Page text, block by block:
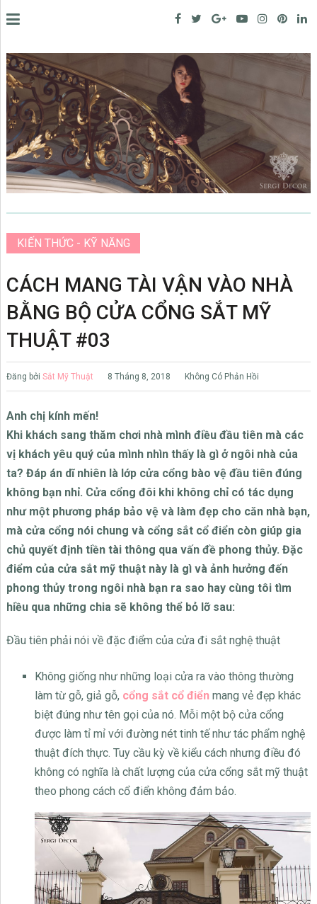
KIẾN THỨC - KỸ NĂNG
CÁCH MANG TÀI VẬN VÀO NHÀ
BẰNG BỘ CỬA CỔNG SẮT MỸ
THUẬT #03
Đăng bởi Sắt Mỹ Thuật 8 Tháng 8, 2018 Không Có Phản Hồi
Anh chị kính mến!
Khi khách sang thăm chơi nhà mình điều đầu tiên mà các
vị khách yêu quý của mình nhìn thấy là gì ở ngôi nhà của
ta? Đáp án dĩ nhiên là lớp cửa cổng bào vệ đầu tiên đúng
không bạn nhỉ. Cửa cổng đôi khi không chỉ có tác dụng
như một phương pháp bảo vệ và làm đẹp cho căn nhà bạn,
mà cửa cổng nói chung và cổng sắt cổ điển còn giúp gia
chủ quyết định tiền tài thông qua vấn đề phong thủy. Đặc
điểm của cửa sắt mỹ thuật này là gì và ảnh hưởng đến
phong thủy trong ngôi nhà bạn ra sao hay cùng tôi tìm
hiều qua những chia sẽ không thể bỏ lỡ sau:
Đầu tiên phải nói về đặc điểm của cửa đi sắt nghệ thuật
Không giống như những loại cửa ra vào thông thường
làm từ gỗ, giả gỗ, cổng sắt cổ điểnmang vẻ đẹp khác
biệt đúng như tên gọi của nó. Mỗi một bộ cửa cổng
được làm tỉ mỉ với đường nét tinh tế như tác phẩm nghệ
thuật đích thực. Tuy cầu kỳ về kiểu cách nhưng điều đó
không có nghĩa là chất lượng của cửa cổng sắt mỹ thuật
theo phong cách cổ điển không đảm bảo.